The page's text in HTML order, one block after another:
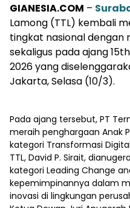
GIANESIA.COM –
Lamong (TTL) kembali
tingkat nasional dengan
sekaligus pada ajang
2026 yang
Jakarta, Selasa (10/3).
Pada ajang tersebut, PT
meraih penghargaan Anak
kategori Transformasi
TTL, David P. Sirait,
kategori Leading Change
kepemimpinannya dalam
inovasi di lingkungan